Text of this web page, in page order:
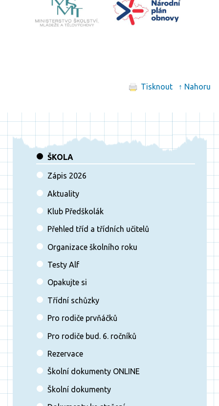
Tisknout ↑ Nahoru
ŠKOLA
Zápis 2026
Aktuality
Klub Předškolák
Přehled tříd a třídních učitelů
Organizace školního roku
Testy Alf
Opakujte si
Třídní schůzky
Pro rodiče prvňáčků
Pro rodiče bud. 6. ročníků
Rezervace
Školní dokumenty ONLINE
Školní dokumenty